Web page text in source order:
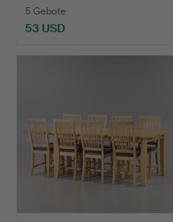
5 Gebote
53 USD